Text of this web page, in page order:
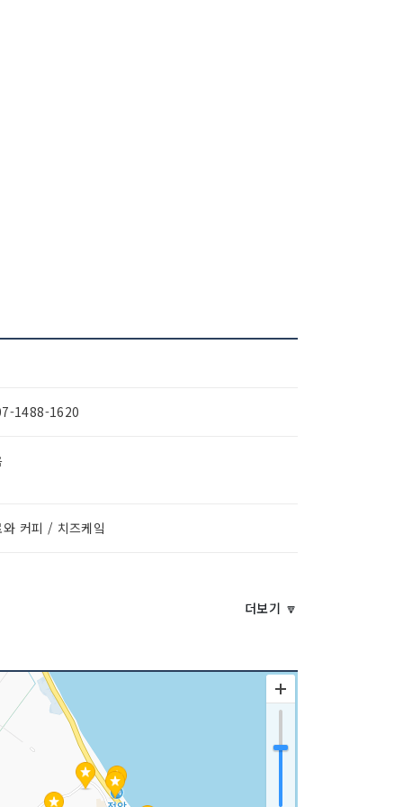
1488-1620
와 커피 / 치즈케잌
더보기 🔽